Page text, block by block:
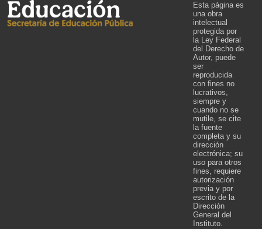
Esta página es
una obra
intelectual
protegida por
la Ley Federal
del Derecho de
Autor, puede
ser
reproducida
con fines no
lucrativos,
siempre y
cuando no se
mutile, se cite
la fuente
completa y su
dirección
electrónica; su
uso para otros
fines, requiere
autorización
previa y por
escrito de la
Dirección
General del
Instituto.